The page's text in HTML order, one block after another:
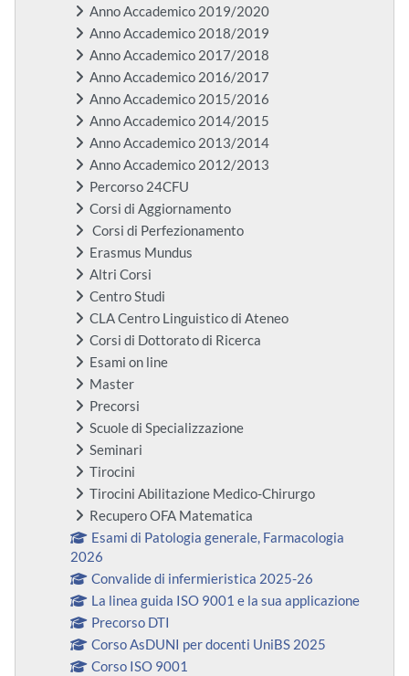
Anno Accademico 2019/2020
Anno Accademico 2018/2019
Anno Accademico 2017/2018
Anno Accademico 2016/2017
Anno Accademico 2015/2016
Anno Accademico 2014/2015
Anno Accademico 2013/2014
Anno Accademico 2012/2013
Percorso 24CFU
Corsi di Aggiornamento
Corsi di Perfezionamento
Erasmus Mundus
Altri Corsi
Centro Studi
CLA Centro Linguistico di Ateneo
Corsi di Dottorato di Ricerca
Esami on line
Master
Precorsi
Scuole di Specializzazione
Seminari
Tirocini
Tirocini Abilitazione Medico-Chirurgo
Recupero OFA Matematica
Esami di Patologia generale, Farmacologia
2026
Convalide di infermieristica 2025-26
La linea guida ISO 9001 e la sua applicazione
Precorso DTI
Corso AsDUNI per docenti UniBS 2025
Corso ISO 9001